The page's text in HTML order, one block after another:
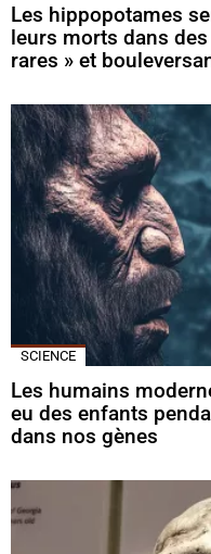
Les hippopotames
leurs morts dans
rares » et
SCIENCE
Les humains
eu des enfants
dans nos gènes